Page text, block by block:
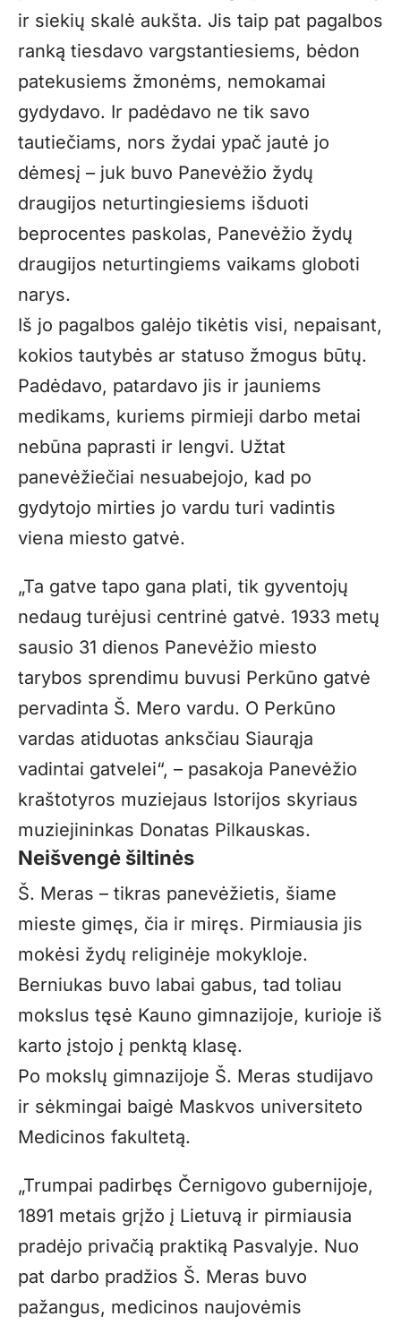
ir siekių skalė aukšta. Jis taip pat pagalbos
ranką tiesdavo vargstantiesiems, bėdon
patekusiems žmonėms, nemokamai
gydydavo. Ir padėdavo ne tik savo
tautiečiams, nors žydai ypač jautė jo
dėmesį – juk buvo Panevėžio žydų
draugijos neturtingiesiems išduoti
beprocentes paskolas, Panevėžio žydų
draugijos neturtingiems vaikams globoti
narys.
Iš jo pagalbos galėjo tikėtis visi, nepaisant,
kokios tautybės ar statuso žmogus būtų.
Padėdavo, patardavo jis ir jauniems
medikams, kuriems pirmieji darbo metai
nebūna paprasti ir lengvi. Užtat
panevėžiečiai nesuabejojo, kad po
gydytojo mirties jo vardu turi vadintis
viena miesto gatvė.
„Ta gatve tapo gana plati, tik gyventojų
nedaug turėjusi centrinė gatvė. 1933 metų
sausio 31 dienos Panevėžio miesto
tarybos sprendimu buvusi Perkūno gatvė
pervadinta Š. Mero vardu. O Perkūno
vardas atiduotas anksčiau Siaurąja
vadintai gatvelei“, – pasakoja Panevėžio
kraštotyros muziejaus Istorijos skyriaus
muziejininkas Donatas Pilkauskas.
Neišvengė šiltinės
Š. Meras – tikras panevėžietis, šiame
mieste gimęs, čia ir miręs. Pirmiausia jis
mokėsi žydų religinėje mokykloje.
Berniukas buvo labai gabus, tad toliau
mokslus tęsė Kauno gimnazijoje, kurioje iš
karto įstojo į penktą klasę.
Po mokslų gimnazijoje Š. Meras studijavo
ir sėkmingai baigė Maskvos universiteto
Medicinos fakultetą.
„Trumpai padirbęs Černigovo gubernijoje,
1891 metais grįžo į Lietuvą ir pirmiausia
pradėjo privačią praktiką Pasvalyje. Nuo
pat darbo pradžios Š. Meras buvo
pažangus, medicinos naujovėmis